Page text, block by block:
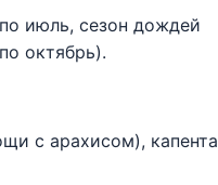
июль, сезон дождей
октябрь).
с арахисом), капента